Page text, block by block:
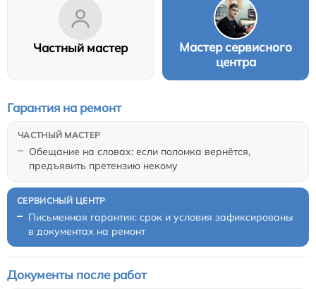
Частный мастер
Мастер сервисного
центра
Обещание на словах: если поломка вернётся,
предъявить претензию некому
Гарантия на ремонт
Письменная гарантия: срок и условия зафиксированы
в документах на ремонт
Документы после работ